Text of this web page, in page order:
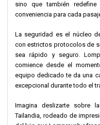
sino que también
conveniencia para cada
La seguridad es el núcleo
con estrictos protocolos de
sea rápido y seguro.
comience desde el
equipo dedicado te da una
excepcional durante todo el
Imagina deslizarte sobre
Tailandia, rodeado de